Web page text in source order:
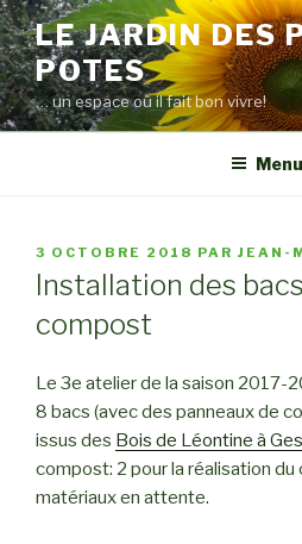
Aller
au
contenu
principal
LE JARDIN DES
POTES
… un espace où il fait bon vivre!
Menu
PUBLIÉ
LE
3 OCTOBRE 2018 PAR JEAN-
Installation des
compost
Le 3e atelier de la saison 2017-
8 bacs (avec des panneaux de
issus des Bois de Léontine à
compost: 2 pour la réalisation
matériaux en attente.